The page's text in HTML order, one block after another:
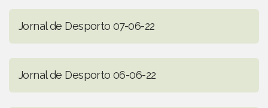
Jornal de Desporto 07-06-22
Jornal de Desporto 06-06-22